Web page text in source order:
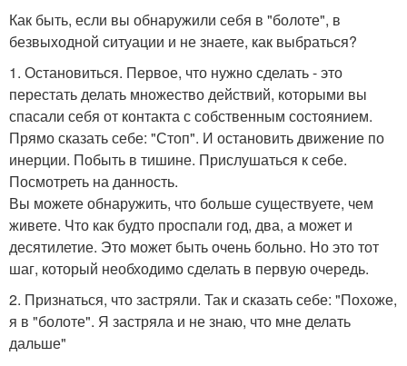
Как быть, если вы обнаружили себя в "болоте", в
безвыходной ситуации и не знаете, как выбраться?
1. Остановиться. Первое, что нужно сделать - это
перестать делать множество действий, которыми вы
спасали себя от контакта с собственным состоянием.
Прямо сказать себе: "Стоп". И остановить движение по
инерции. Побыть в тишине. Прислушаться к себе.
Посмотреть на данность.
Вы можете обнаружить, что больше существуете, чем
живете. Что как будто проспали год, два, а может и
десятилетие. Это может быть очень больно. Но это тот
шаг, который необходимо сделать в первую очередь.
2. Признаться, что застряли. Так и сказать себе: "Похоже,
я в "болоте". Я застряла и не знаю, что мне делать
дальше"